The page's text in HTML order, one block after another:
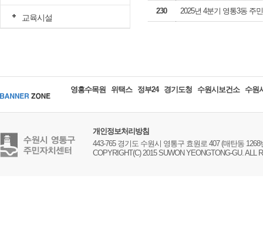
교육시설
230 2025년 4분기 영통3동 주
영흥수목원 위택스 정부24 경기도청 수원시보건소 수원
개인정보처리방침
443-765 경기도 수원시 영통구 효원로 407 (매탄동 1268
COPYRIGHT(C) 2015 SUWON YEONGTONG-GU. ALL